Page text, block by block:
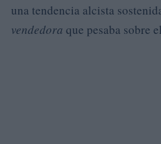
una tendencia alcista
vendedora que pesaba sobre